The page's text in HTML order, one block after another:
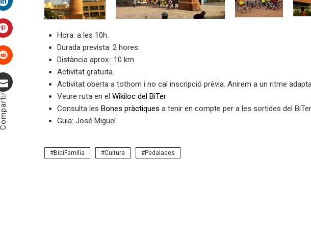
LinkedIn
Pinterest
Stumbleupon
Correu
electrònic
Hora: a les 10h.
Durada prevista: 2 hores.
Distància aprox.: 10 km
Activitat gratuïta.
Activitat oberta a tothom i no cal inscripció prèvia. Anirem a un ritme
Veure ruta en el Wikiloc del BiTer
Consulta les Bones pràctiques a tenir en compte per a les sortides del
Guia: José Miguel
BiciFamília Cultura Pedalades